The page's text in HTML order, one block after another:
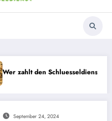
in Deutschland: Mieter,
September 24, 2024